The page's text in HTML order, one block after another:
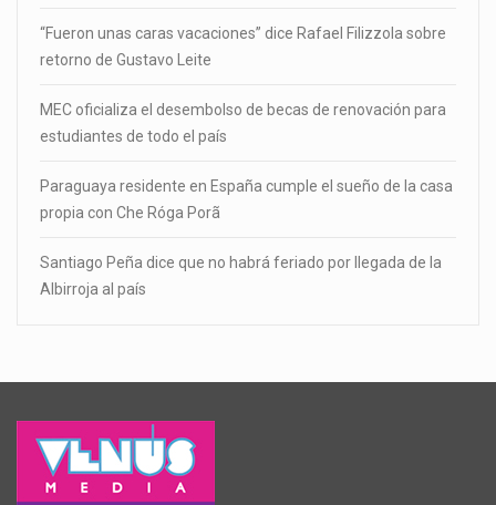
“Fueron unas caras vacaciones” dice Rafael Filizzola sobre
retorno de Gustavo Leite
MEC oficializa el desembolso de becas de renovación para
estudiantes de todo el país
Paraguaya residente en España cumple el sueño de la casa
propia con Che Róga Porã
Santiago Peña dice que no habrá feriado por llegada de la
Albirroja al país